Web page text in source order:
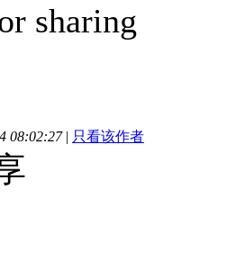
sharing
08:02:27 | 只看该作者